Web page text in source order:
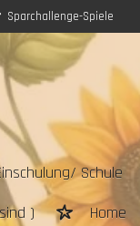
Sparchallenge-Spiele
Schule
)
Home